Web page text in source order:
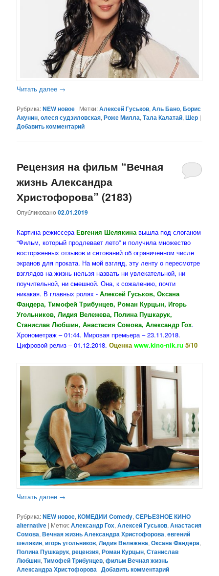
Читать далее →
Рубрика:NEW новое | Метки:Алексей Гуськов,Аль Бано,Борис
Акунин,олеся судзиловская,Роже Милла,Тала Калатай,Шер |
Добавить комментарий
Рецензия на фильм “Вечная
жизнь Александра
Христофорова” (2183)
Опубликовано02.01.2019
Картина режиссераЕвгения Шелякина вышла под слоганом
“Фильм, который продлевает лето” и получила множество
восторженных отзывов и сетований об ограниченном числе
экранов для проката. На мой взгляд, эту ленту о пересмотре
взглядов на жизнь нельзя назвать ни увлекательной, ни
поучительной, ни смешной. Она, к сожалению, почти
никакая. В главных ролях -Алексей Гуськов, Оксана
Фандера, Тимофей Трибунцев, Роман Курцын, Игорь
Угольников, Лидия Вележева, Полина Пушкарук,
Станислав Любшин, Анастасия Сомова, Александр Гох.
Хронометраж – 01:44. Мировая премьера – 23.11.2018.
Цифровой релиз – 01.12.2018.Оценкаwww.kino-nik.ru 5/10
Читать далее →
Рубрика:NEW новое,КОМЕДИИ Comedy,СЕРЬЕЗНОЕ КИНО
alternative | Метки:Александр Гох,Алексей Гуськов,Анастасия
Сомова,Вечная жизнь Александра Христофорова,евгений
шелякин,игорь угольников,Лидия Вележева,Оксана Фандера,
Полина Пушкарук,рецензия,Роман Курцын,Станислав
Любшин,Тимофей Трибунцев,фильм Вечная жизнь
Александра Христофорова |Добавить комментарий